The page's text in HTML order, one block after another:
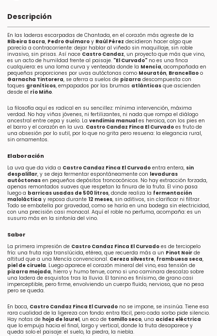
Descripción
En las laderas escarpadas de Chantada, en el corazón más agreste de la
Ribeira Sacra, Pedro Guímaro y Raúl Pérez decidieron hacer algo que
parecía a contracorriente: dejar hablar al viñedo sin maquillaje, sin roble
invasivo, sin prisas. Así nace Castro Candaz, un proyecto que más que vino,
es un acto de humildad frente al paisaje. "El Curvado" no es una finca
cualquiera: es una loma curva y venteada donde la Mencía, acompañada en
pequeñas proporciones por uvas autóctonas como Mouratón, Brancellao o
Garnacha Tintorera, se aferra a suelos de pizarra descompuesta con
toques graníticos, empapados por las brumas atlánticas que ascienden
desde el río Miño.
La filosofía aquí es radical en su sencillez: mínima intervención, máxima
verdad. No hay viñas jóvenes, ni fertilizantes, ni nada que rompa el diálogo
ancestral entre cepa y suelo. La vendimia manual es heroica, con los pies en
el barro y el corazón en la uva. Castro Candaz Finca El Curvado es fruto de
una obsesión por lo sutil, por lo que no grita pero resuena: la elegancia rural,
sin ornamentos.
Elaboración
La uva que da vida a Castro Candaz Finca El Curvado entra entera, sin
despalillar, y se deja fermentar espontáneamente con levaduras
autóctonas en pequeños depósitos troncocónicos. No hay extracción forzada,
apenas remontados suaves que respetan la finura de la fruta. El vino pasa
luego a barricas usadas de 500 litros, donde realiza la fermentación
maloláctica y reposa durante 12 meses, sin aditivos, sin clarificar ni filtrar.
Todo se embotella por gravedad, como se haría en una bodega sin electricidad,
con una precisión casi monacal. Aquí el roble no perfuma, acompaña: es un
susurro más en la sinfonía del vino.
Sabor
La primera impresión de Castro Candaz Finca El Curvado es de terciopelo
frío: una fruta roja translúcida, etérea, que recuerda más a un Pinot Noir de
altitud que a una Mencía convencional. Cereza silvestre, frambuesa seca,
piel de ciruela. Luego aparece el corazón mineral del vino, esa tensión de
pizarra mojada, hierro y humo tenue, como si uno caminara descalzo sobre
una ladera de esquistos tras la lluvia. El tanino es finísimo, de grano casi
imperceptible, pero firme, envolviendo un cuerpo fluido, nervioso, que no pesa
pero se queda.
En boca, Castro Candaz Finca El Curvado no se impone, se insinúa. Tiene esa
rara cualidad de la ligereza con fondo: entra fácil, pero cada sorbo pide silencio.
Hay notas de hoja de laurel, un eco de tomillo seco, una acidez eléctrica
que lo empuja hacia el final, largo y vertical, donde la fruta desaparece y
queda solo el paisaje: el suelo, la piedra, la niebla.